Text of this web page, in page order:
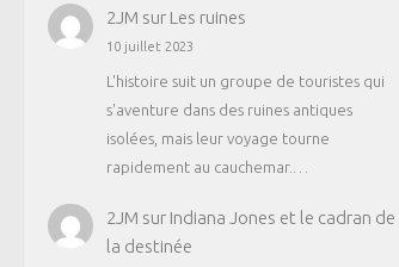
2JM sur Les ruines
10 juillet 2023
L'histoire suit un groupe de touristes qui
s'aventure dans des ruines antiques
isolées, mais leur voyage tourne
rapidement au cauchemar.…
2JM sur Indiana Jones et le cadran de
la destinée